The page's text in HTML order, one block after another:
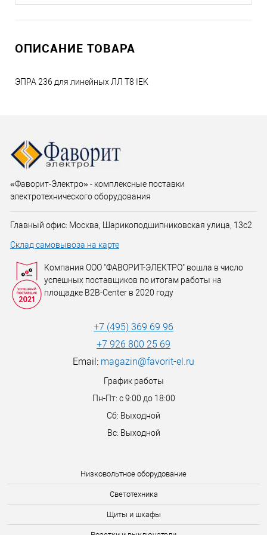
ОПИСАНИЕ ТОВАРА
ЭПРА 236 для линейных ЛЛ Т8 IEK
Низковольтное оборудование
Светотехника
Щиты и шкафы
«Фаворит-Электро» - комплексные поставки
электротехнического оборудования
Главный офис: Москва, Шарикоподшипниковская улица, 13с2
Склад самовывоза на карте
Компания ООО "ФАВОРИТ-ЭЛЕКТРО" вошла в число
успешных поставщиков по итогам работы на
площадке B2B-Center в 2020 году
+7 (495) 369 69 96
+7 926 800 25 69
Email: magazin@favorit-el.ru
График работы
Пн-Пт: с 9:00 до 18:00
Сб: Выходной
Вс: Выходной